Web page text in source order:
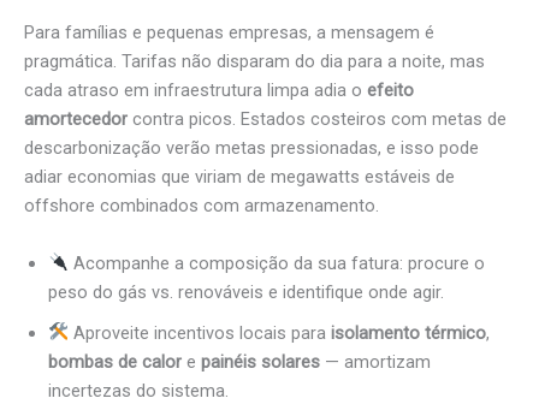
Para famílias e pequenas empresas, a mensagem é
pragmática. Tarifas não disparam do dia para a noite, mas
cada atraso em infraestrutura limpa adia o efeito
amortecedor contra picos. Estados costeiros com metas de
descarbonização verão metas pressionadas, e isso pode
adiar economias que viriam de megawatts estáveis de
offshore combinados com armazenamento.
Acompanhe a composição da sua fatura: procure o
peso do gás vs. renováveis e identifique onde agir.
Aproveite incentivos locais para isolamento térmico,
bombas de calor e painéis solares — amortizam
incertezas do sistema.